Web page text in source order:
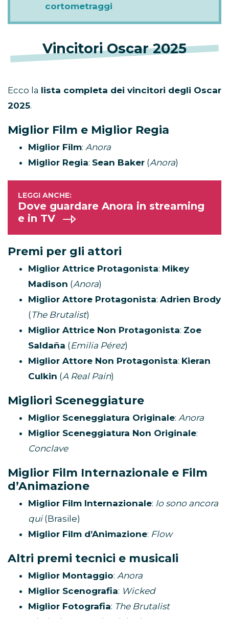
cortometraggi
Vincitori Oscar 2025
Ecco la lista completa dei vincitori degli Oscar
2025.
Miglior Film e Miglior Regia
Miglior Film: Anora
Miglior Regia: Sean Baker (Anora)
Dove guardare Anora in streaming
e in TV
Premi per gli attori
Miglior Attrice Protagonista: Mikey
Madison (Anora)
Miglior Attore Protagonista: Adrien Brody
( The Brutalist)
Miglior Attrice Non Protagonista: Zoe
Saldaña (Emilia Pérez)
Miglior Attore Non Protagonista: Kieran
Culkin (A Real Pain)
Migliori Sceneggiature
Miglior Sceneggiatura Originale: Anora
Miglior Sceneggiatura Non Originale:
Conclave
Miglior Film Internazionale e Film
d’Animazione
Miglior Film Internazionale: Io sono ancora
qui(Brasile)
Miglior Film d’Animazione: Flow
Altri premi tecnici e musicali
Miglior Montaggio: Anora
Miglior Scenografia: Wicked
Miglior Fotografia: The Brutalist
Migliori Costumi
Wicked